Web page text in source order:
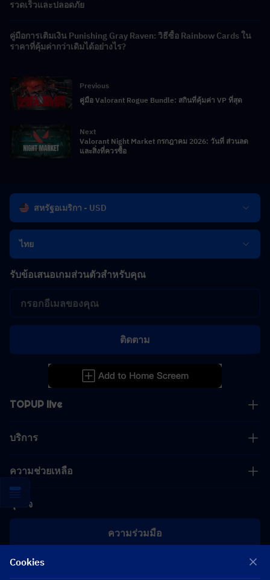
รวดเร็วและปลอดภัย
คู่มือการเติมเงิน Punishing Gray Raven: วิธีซื้อ Rainbow Cards ใน
ราคาที่คุ้มค่ากว่าเดิมได้อย่างไร?
Previous
คู่มือ Valorant Rogue Bundle: สกินที่คุ้มค่า VP ที่สุด
Next
Valorant Night Market กรกฎาคม 2026: วันที่ ส่วนลด
และสิ่งที่ควรซื้อ
สหรัฐอเมริกา - USD
ไทย
TOPUP live
บริการ
ความช่วยเหลือ
ธุรกิจ
ความร่วมมือ
[email protected]
รับข้อเสนอเกมส่วนตัวสำหรับคุณ
ติดตาม
Cookies